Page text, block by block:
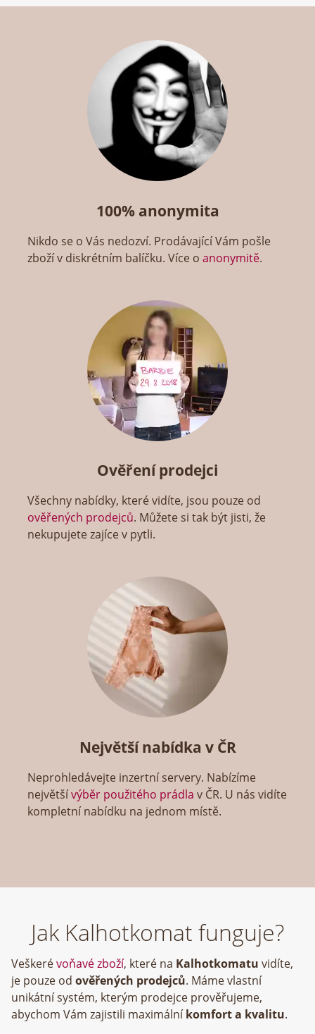
100% anonymita
Nikdo se o Vás nedozví. Prodávající Vám pošle
zboží v diskrétním balíčku. Více oanonymitě.
Ověření prodejci
Všechny nabídky, které vidíte, jsou pouze od
ověřených prodejců. Můžete si tak být jisti, že
nekupujete zajíce v pytli.
Největší nabídka v ČR
Neprohledávejte inzertní servery. Nabízíme
největšívýběr použitého prádla v ČR. U nás vidíte
kompletní nabídku na jednom místě.
Jak Kalhotkomat funguje?
Veškerévoňavé zboží, které na Kalhotkomatu vidíte,
je pouze od ověřených prodejců. Máme vlastní
unikátní systém, kterým prodejce prověřujeme,
abychom Vám zajistili maximálníkomfort a kvalitu.